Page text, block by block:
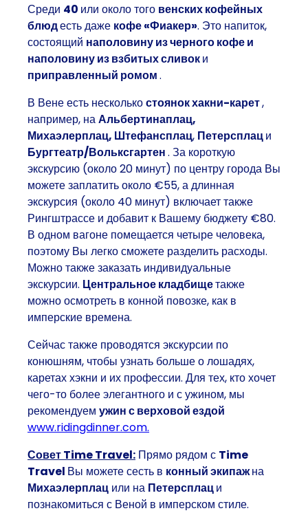
Среди 40 или около того венских кофейных
блюдесть даже кофе «Фиакер». Это напиток,
состоящий наполовину из черного кофе и
наполовину из взбитых сливоки
приправленный ромом.
В Вене есть несколькостоянок хакни-карет,
например, наАльбертинаплац,
Михаэлерплац, Штефансплац, Петерсплаци
Бургтеатр/Вольксгартен. За короткую
экскурсию (около 20 минут) по центру города Вы
можете заплатить около €55, а длинная
экскурсия (около 40 минут) включает также
Рингштрассе и добавит к Вашему бюджету €80.
В одном вагоне помещается четыре человека,
поэтому Вы легко сможете разделить расходы.
Можно также заказать индивидуальные
экскурсии. Центральное кладбищетакже
можно осмотреть в конной повозке, как в
имперские времена.
Сейчас также проводятся экскурсии по
конюшням, чтобы узнать больше о лошадях,
каретах хэкни и их профессии. Для тех, кто хочет
чего-то более элегантного и с ужином, мы
рекомендуем ужин с верховой ездой
www.ridingdinner.com.
Совет Time Travel: Прямо рядом с Time
Travel Вы можете сесть в конный экипажна
Михаэлерплац или на Петерсплаци
познакомиться с Веной в имперском стиле.